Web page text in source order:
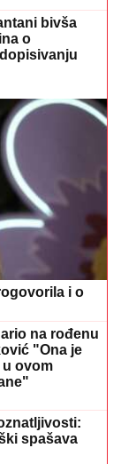
bivša
o
i o
na rođenu
"Ona je
u ovom
spašava